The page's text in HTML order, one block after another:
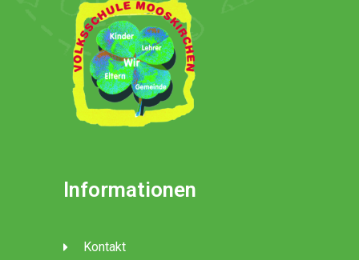
Informationen
Kontakt